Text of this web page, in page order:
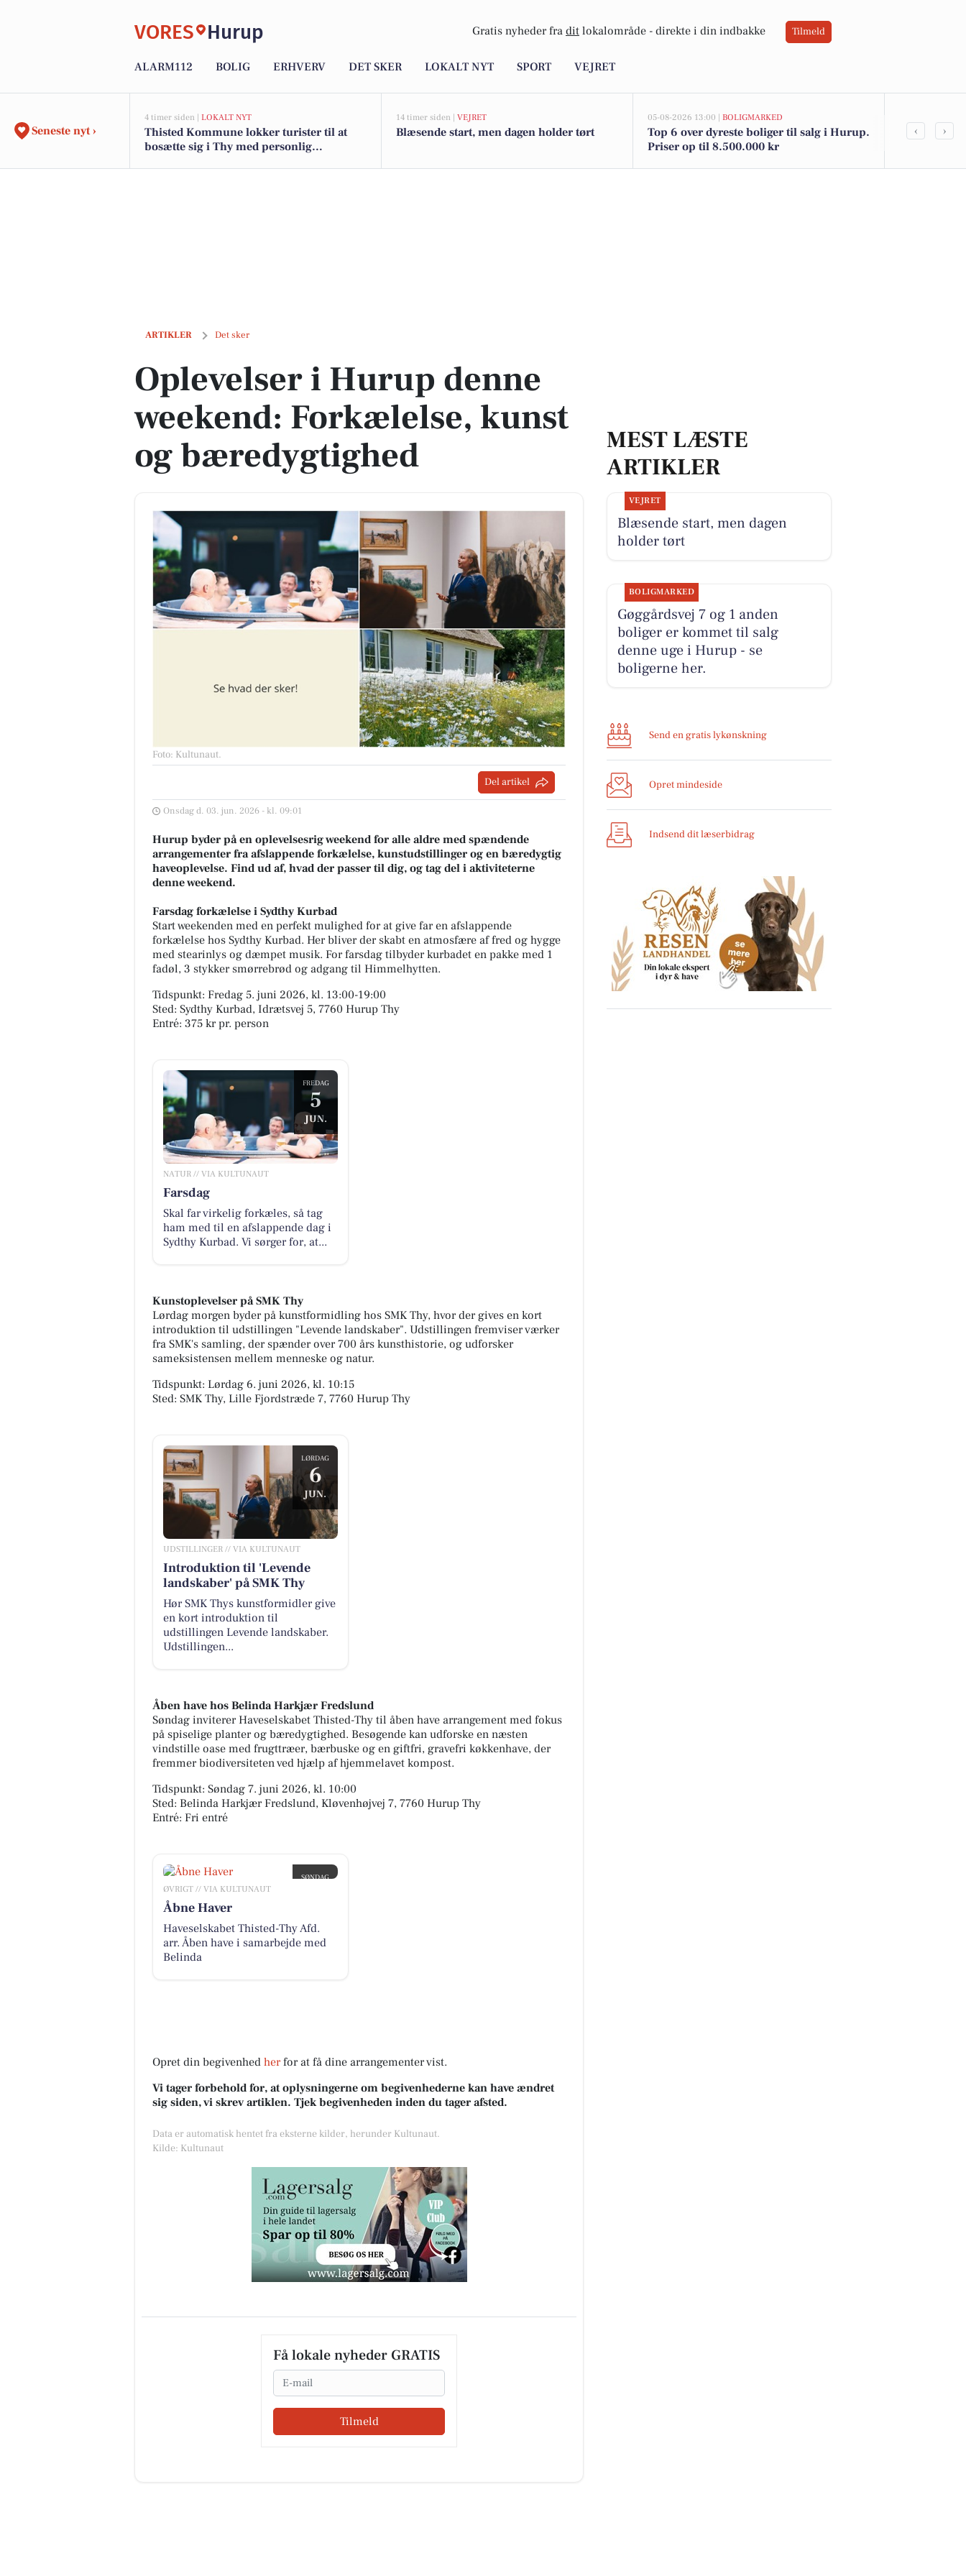
VORES Hurup Gratis nyheder fra dit lokalområde - direkte i din indbakke Tilmeld
ALARM112 BOLIG ERHVERV DET SKER LOKALT NYT SPORT VEJRET
Seneste nyt ›
4 timer siden | LOKALT NYT
Thisted Kommune lokker turister til at
bosætte sig i Thy med personlig
14 timer siden | VEJRET
Blæsende start, men dagen holder tørt
05-08-2026 13:00 | BOLIGMARKED
Top 6 over dyreste boliger til salg i Hurup.
Priser op til 8.500.000 kr
Engageret
‹ ›
ARTIKLER Det sker
Oplevelser i Hurup denne weekend: Forkælelse, kunst og bæredygtighed
Oplevelser i Hurup denne
weekend: Forkælelse, kunst
og bæredygtighed
Foto: Kultunaut.
Del artikel
Onsdag d. 03. jun. 2026 - kl. 09:01
Hurup byder på en oplevelsesrig weekend for alle aldre med spændende
arrangementer fra afslappende forkælelse, kunstudstillinger og en bæredygtig
haveoplevelse. Find ud af, hvad der passer til dig, og tag del i aktiviteterne
denne weekend.
Farsdag forkælelse i Sydthy Kurbad
Start weekenden med en perfekt mulighed for at give far en afslappende
forkælelse hos Sydthy Kurbad. Her bliver der skabt en atmosfære af fred og hygge
med stearinlys og dæmpet musik. For farsdag tilbyder kurbadet en pakke med 1
fadøl, 3 stykker smørrebrød og adgang til Himmelhytten.
Tidspunkt: Fredag 5. juni 2026, kl. 13:00-19:00
Sted: Sydthy Kurbad, Idrætsvej 5, 7760 Hurup Thy
Entré: 375 kr pr. person
FREDAG
5
JUN.
NATUR // VIA KULTUNAUT
Farsdag
Skal far virkelig forkæles, så tag
ham med til en afslappende dag i
Sydthy Kurbad. Vi sørger for, at...
Kunstoplevelser på SMK Thy
Lørdag morgen byder på kunstformidling hos SMK Thy, hvor der gives en kort
introduktion til udstillingen "Levende landskaber". Udstillingen fremviser værker
fra SMK's samling, der spænder over 700 års kunsthistorie, og udforsker
sameksistensen mellem menneske og natur.
Tidspunkt: Lørdag 6. juni 2026, kl. 10:15
Sted: SMK Thy, Lille Fjordstræde 7, 7760 Hurup Thy
LØRDAG
6
JUN.
UDSTILLINGER // VIA KULTUNAUT
Introduktion til 'Levende
landskaber' på SMK Thy
Hør SMK Thys kunstformidler give
en kort introduktion til
udstillingen Levende landskaber.
Udstillingen...
Åben have hos Belinda Harkjær Fredslund
Søndag inviterer Haveselskabet Thisted-Thy til åben have arrangement med fokus
på spiselige planter og bæredygtighed. Besøgende kan udforske en næsten
vindstille oase med frugttræer, bærbuske og en giftfri, gravefri køkkenhave, der
fremmer biodiversiteten ved hjælp af hjemmelavet kompost.
Tidspunkt: Søndag 7. juni 2026, kl. 10:00
Sted: Belinda Harkjær Fredslund, Kløvenhøjvej 7, 7760 Hurup Thy
Entré: Fri entré
SØNDAG
ØVRIGT // VIA KULTUNAUT
Åbne Haver
Haveselskabet Thisted-Thy Afd.
arr. Åben have i samarbejde med
Belinda
Opret din begivenhed herfor at få dine arrangementer vist.
Vi tager forbehold for, at oplysningerne om begivenhederne kan have ændret
sig siden, vi skrev artiklen. Tjek begivenheden inden du tager afsted.
Data er automatisk hentet fra eksterne kilder, herunder Kultunaut.
Kilde: Kultunaut
Få lokale nyheder GRATIS
Email
Tilmeld
MEST LÆSTE
ARTIKLER
VEJRET
Blæsende start, men dagen
holder tørt
BOLIGMARKED
Gøggårdsvej 7 og 1 anden
boliger er kommet til salg
denne uge i Hurup - se
boligerne her.
Send en gratis lykønskning
Opret mindeside
Indsend dit læserbidrag